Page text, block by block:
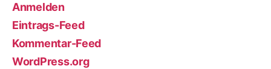
Anmelden
Eintrags-Feed
Kommentar-Feed
WordPress.org